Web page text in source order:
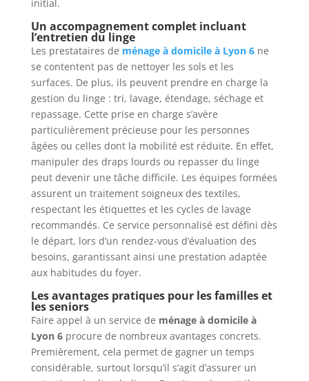
initial.
Un accompagnement complet incluant
l’entretien du linge
Les prestataires de ménage à domicile à Lyon 6 ne
se contentent pas de nettoyer les sols et les
surfaces. De plus, ils peuvent prendre en charge la
gestion du linge : tri, lavage, étendage, séchage et
repassage. Cette prise en charge s’avère
particulièrement précieuse pour les personnes
âgées ou celles dont la mobilité est réduite. En effet,
manipuler des draps lourds ou repasser du linge
peut devenir une tâche difficile. Les équipes formées
assurent un traitement soigneux des textiles,
respectant les étiquettes et les cycles de lavage
recommandés. Ce service personnalisé est défini dès
le départ, lors d’un rendez-vous d’évaluation des
besoins, garantissant ainsi une prestation adaptée
aux habitudes du foyer.
Les avantages pratiques pour les familles et
les seniors
Faire appel à un service de ménage à domicile à
Lyon 6procure de nombreux avantages concrets.
Premièrement, cela permet de gagner un temps
considérable, surtout lorsqu’il s’agit d’assurer un